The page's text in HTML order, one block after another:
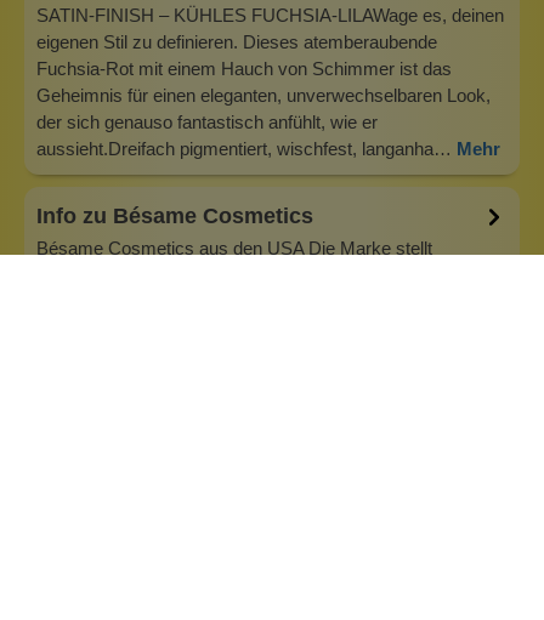
SATIN-FINISH – KÜHLES FUCHSIA-LILAWage es, deinen
eigenen Stil zu definieren. Dieses atemberaubende
Fuchsia-Rot mit einem Hauch von Schimmer ist das
Geheimnis für einen eleganten, unverwechselbaren Look,
der sich genauso fantastisch anfühlt, wie er
aussieht.Dreifach pigmentiert, wischfest, langanha… Mehr
Info zu Bésame Cosmetics
Bésame Cosmetics aus den USA Die Marke stellt